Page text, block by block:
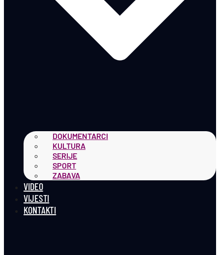
DOKUMENTARCI
KULTURA
SERIJE
SPORT
ZABAVA
VIDEO
VIJESTI
KONTAKTI